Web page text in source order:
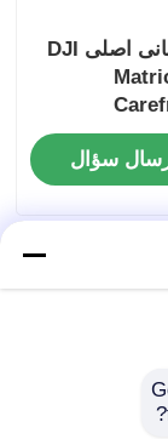
نسخه جهانی اصلی DJI
Modular Dron
بزرگ
سؤال